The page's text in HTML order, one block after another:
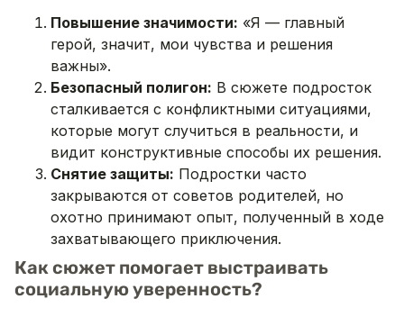
Повышение значимости: «Я — главный
герой, значит, мои чувства и решения
важны».
Безопасный полигон: В сюжете подросток
сталкивается с конфликтными ситуациями,
которые могут случиться в реальности, и
видит конструктивные способы их решения.
Снятие защиты: Подростки часто
закрываются от советов родителей, но
охотно принимают опыт, полученный в ходе
захватывающего приключения.
Как сюжет помогает выстраивать
социальную уверенность?